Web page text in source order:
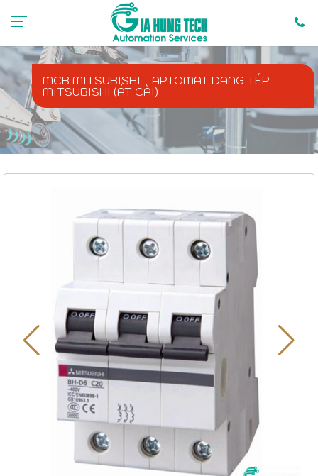
0985888729
mr.anhlv@gmail.com
MCB MITSUBISHI - APTOMAT DẠNG TÉP
MITSUBISHI (ÁT CÀI)